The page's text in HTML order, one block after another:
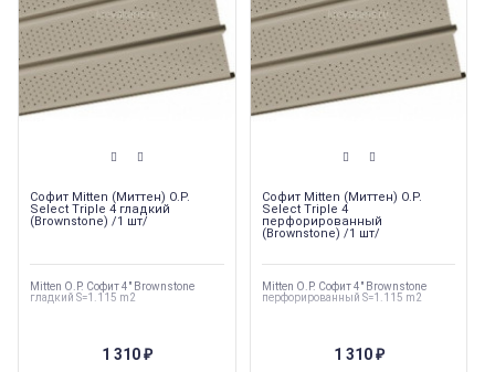
Софит Mitten (Миттен) O.P.
Select Triple 4 гладкий
(Brownstone) /1 шт/
Mitten O.P. Софит 4" Brownstone
гладкий S=1.115 m2
1 310 ₽
Софит Mitten (Миттен) O.P.
Select Triple 4
перфорированный
(Brownstone) /1 шт/
Mitten O.P. Софит 4" Brownstone
перфорированный S=1.115 m2
1 310 ₽